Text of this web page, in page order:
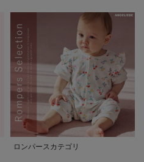
ロンパースカテゴリ